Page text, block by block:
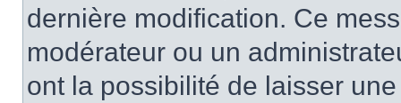
dernière modification. Ce
modérateur ou un
ont la possibilité de laisser